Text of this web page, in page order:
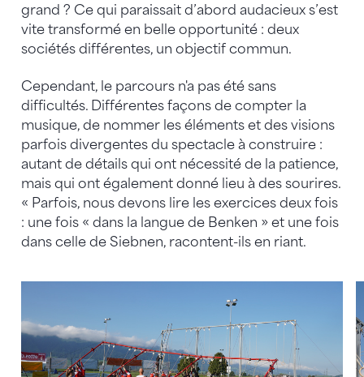
grand ? Ce qui paraissait d’abord audacieux s’est
vite transformé en belle opportunité : deux
sociétés différentes, un objectif commun.
Cependant, le parcours n'a pas été sans
difficultés. Différentes façons de compter la
musique, de nommer les éléments et des visions
parfois divergentes du spectacle à construire :
autant de détails qui ont nécessité de la patience,
mais qui ont également donné lieu à des sourires.
« Parfois, nous devons lire les exercices deux fois
: une fois « dans la langue de Benken » et une fois
dans celle de Siebnen, racontent-ils en riant.